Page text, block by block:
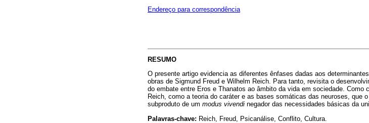
Endereço para correspondência
RESUMO
O presente artigo evidencia as diferentes ênfases dadas aos
obras de Sigmund Freud e Wilhelm Reich. Para tanto, revisita o
do embate entre Eros e Thanatos ao âmbito da vida em sociedade. Como
Reich, como a teoria do caráter e as bases somáticas das neuroses, que
subproduto de um modus vivendi negador das necessidades básicas da
Palavras-chave: Reich, Freud, Psicanálise, Conflito, Cultura.